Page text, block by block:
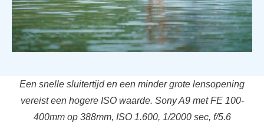
Een snelle sluitertijd en een minder grote lensopening
vereist een hogere ISO waarde. Sony A9 met FE 100-
400mm op 388mm, ISO 1.600, 1/2000 sec, f/5.6